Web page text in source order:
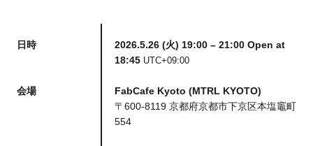
日時
2026.5.26 (火) 19:00 – 21:00 Open at
18:45UTC+09:00
会場
FabCafe Kyoto (MTRL KYOTO)
〒600-8119 京都府京都市下京区本塩竈町
554